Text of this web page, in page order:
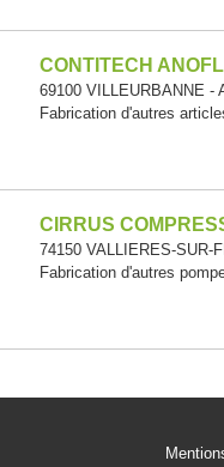
CONTITECH
69100 VILLEURBANNE -
Fabrication d'autres
CIRRUS
74150 VALLIERES-SUR-
Fabrication d'autres